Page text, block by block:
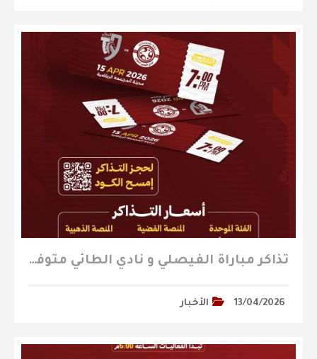
تذاكر مباراة الفيصلي و نادي الطائي متوفرة الآن
13/04/2026 الأخبار